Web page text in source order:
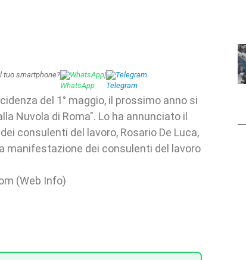
tuo smartphone? WhatsApp| Telegram
del 1° maggio, il prossimo anno si
Nuvola di Roma". Lo ha annunciato il
consulenti del lavoro, Rosario De Luca,
manifestazione dei consulenti del lavoro
(Web Info)